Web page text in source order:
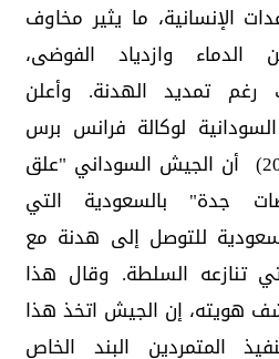
الإنسانية، ما يثير مخاوف
وازدياد الفوضى،
رغم تمديد الهدنة. وأعلن
لوكالة فرانس برس
الأربعاء (31 أيار/مايو 2023) أن الجيش السوداني "علق
جدة" بالسعودية التي
للتوصل إلى هدنة مع
تنازعه السلطة. وقال هذا
هويته، إن الجيش اتخذ هذا
المتمردين البند الخاص